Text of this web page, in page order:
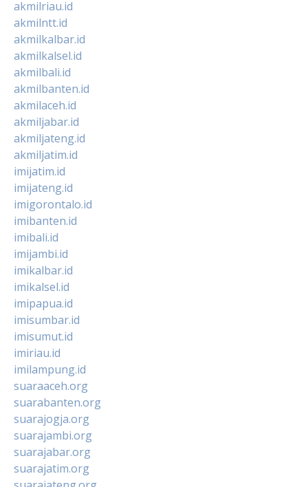
akmilriau.id
akmilntt.id
akmilkalbar.id
akmilkalsel.id
akmilbali.id
akmilbanten.id
akmilaceh.id
akmiljabar.id
akmiljateng.id
akmiljatim.id
imijatim.id
imijateng.id
imigorontalo.id
imibanten.id
imibali.id
imijambi.id
imikalbar.id
imikalsel.id
imipapua.id
imisumbar.id
imisumut.id
imiriau.id
imilampung.id
suaraaceh.org
suarabanten.org
suarajogja.org
suarajambi.org
suarajabar.org
suarajatim.org